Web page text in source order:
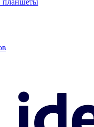
планшеты